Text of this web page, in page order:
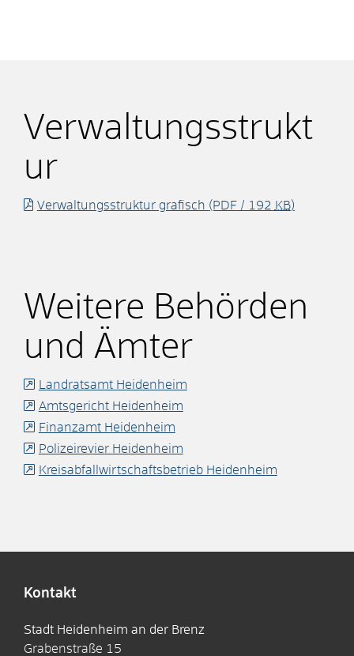
Verwaltungsstrukt
ur
Verwaltungsstruktur grafisch (PDF / 192 KB)
Weitere Behörden
und Ämter
Landratsamt Heidenheim
Amtsgericht Heidenheim
Finanzamt Heidenheim
Polizeirevier Heidenheim
Kreisabfallwirtschaftsbetrieb Heidenheim
Kontakt
Stadt Heidenheim an der Brenz
Grabenstraße 15